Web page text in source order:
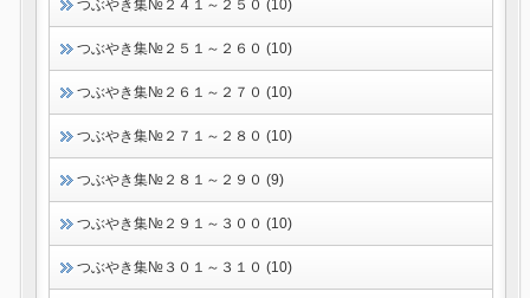
つぶやき集№２４１～２５０ (10)
つぶやき集№２５１～２６０ (10)
つぶやき集№２６１～２７０ (10)
つぶやき集№２７１～２８０ (10)
つぶやき集№２８１～２９０ (9)
つぶやき集№２９１～３００ (10)
つぶやき集№３０１～３１０ (10)